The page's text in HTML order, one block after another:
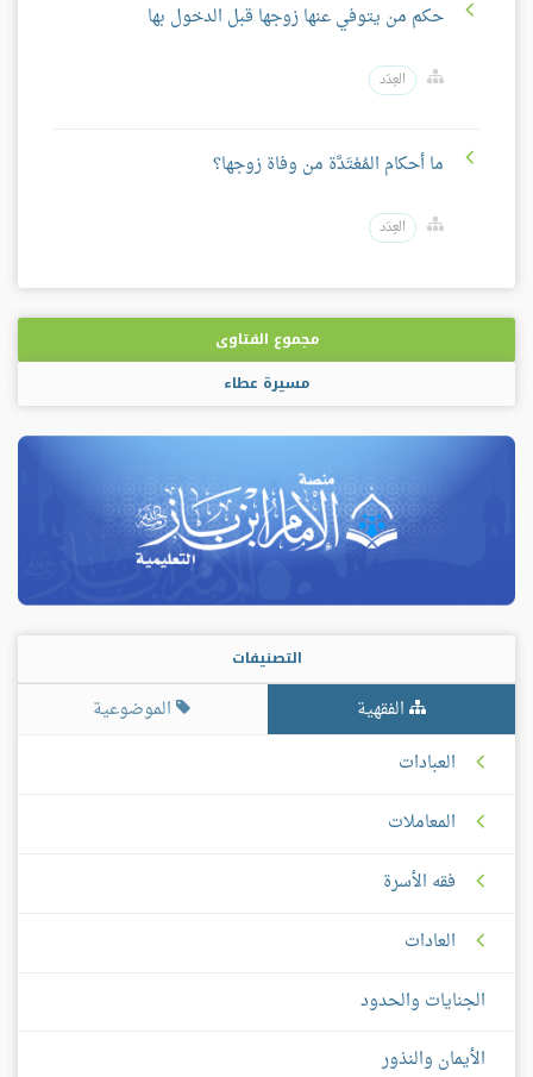
حكم من يتوفي عنها زوجها قبل الدخول بها
العِدَد
ما أحكام المُعْتَدَّة من وفاة زوجها؟
العِدَد
مجموع الفتاوى
مسيرة عطاء
التصنيفات
الفقهية
الموضوعية
العبادات
المعاملات
فقه الأسرة
العادات
الجنايات والحدود
الأيمان والنذور